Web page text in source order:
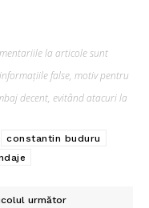
la articole sunt
false, motiv pentru
decent, evitând atacuri la
constantin buduru
următor